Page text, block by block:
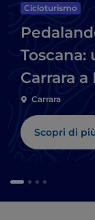
Cicloturismo
Toscana:
Carrara
Carrara
Scopri di